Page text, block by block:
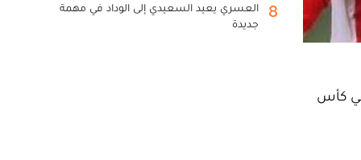
كأس
8
العسري يعيد السعيدي إلى الوداد في مهمة
جديدة